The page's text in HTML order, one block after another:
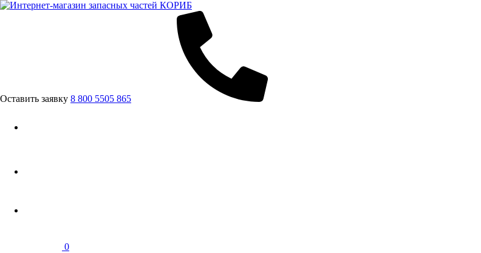
Оставить заявку 8 800 5505 865
0